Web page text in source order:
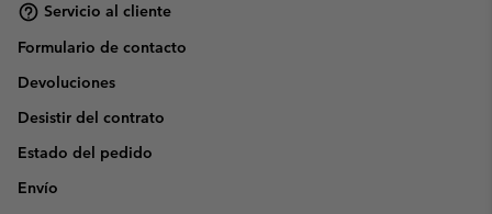
Servicio al cliente
Formulario de contacto
Devoluciones
Desistir del contrato
Estado del pedido
Envío